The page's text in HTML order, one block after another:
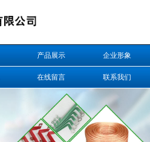
产品展示 企业形象
在线留言 联系我们